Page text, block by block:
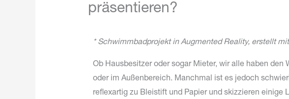
präsentieren?
* Schwimmbadprojekt in Augmented Reality, erstellt
Ob Hausbesitzer oder sogar Mieter, wir alle haben
oder im Außenbereich. Manchmal ist es jedoch
reflexartig zu Bleistift und Papier und skizzieren einige